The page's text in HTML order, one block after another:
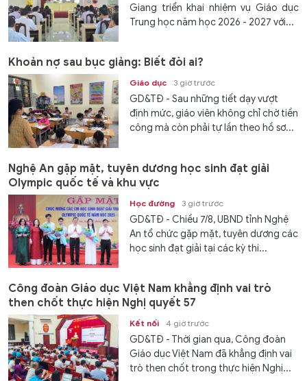
Giang triển khai nhiệm vụ Giáo dục
Trung học năm học 2026 - 2027 với...
Khoản nợ sau bục giảng: Biết đòi ai?
Giáo dục 3 giờ trước
GD&TĐ - Sau những tiết dạy vượt
định mức, giáo viên không chỉ chờ tiền
công mà còn phải tự lần theo hồ sơ...
Nghệ An gặp mặt, tuyên dương học sinh đạt giải
Olympic quốc tế và khu vực
Học đường 3 giờ trước
GD&TĐ - Chiều 7/8, UBND tỉnh Nghệ
An tổ chức gặp mặt, tuyên dương các
học sinh đạt giải tại các kỳ thi...
Công đoàn Giáo dục Việt Nam khẳng định vai trò
then chốt thực hiện Nghị quyết 57
Kết nối 4 giờ trước
GD&TĐ - Thời gian qua, Công đoàn
Giáo dục Việt Nam đã khẳng định vai
trò then chốt trong thực hiện Nghị...